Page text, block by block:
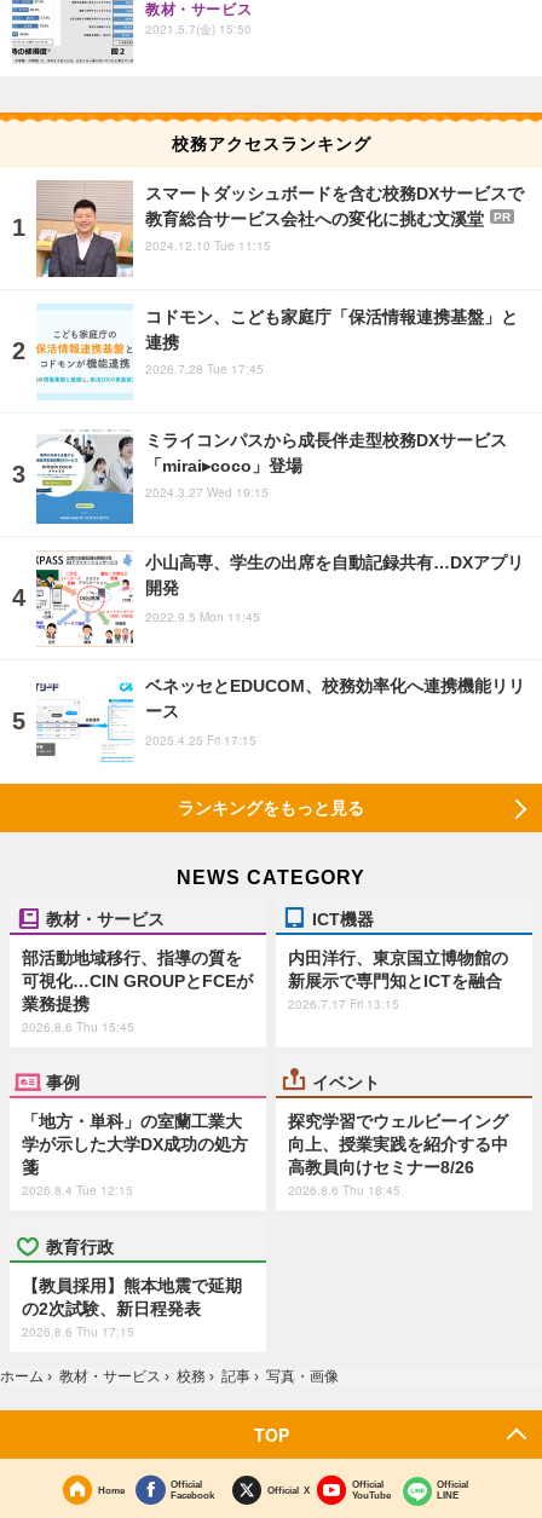
教材・サービス
2021.5.7(金) 15:50
校務アクセスランキング
スマートダッシュボードを含む校務DXサービスで
教育総合サービス会社への変化に挑む文溪堂
PR
2024.12.10 Tue 11:15
コドモン、こども家庭庁「保活情報連携基盤」と
連携
2026.7.28 Tue 17:45
ミライコンパスから成長伴走型校務DXサービス
「mirai▸coco」登場
2024.3.27 Wed 19:15
小山高専、学生の出席を自動記録共有…DXアプリ
開発
2022.9.5 Mon 11:45
ベネッセとEDUCOM、校務効率化へ連携機能リリ
ース
2025.4.25 Fri 17:15
ランキングをもっと見る
NEWS CATEGORY
教材・サービス
部活動地域移行、指導の質を
可視化…CIN GROUPとFCEが
業務提携
2026.8.6 Thu 15:45
ICT機器
内田洋行、東京国立博物館の
新展示で専門知とICTを融合
2026.7.17 Fri 13:15
事例
「地方・単科」の室蘭工業大
学が示した大学DX成功の処方
箋
2026.8.4 Tue 12:15
イベント
探究学習でウェルビーイング
向上、授業実践を紹介する中
高教員向けセミナー8/26
2026.8.6 Thu 18:45
教育行政
【教員採用】熊本地震で延期
の2次試験、新日程発表
2026.8.6 Thu 17:15
ホーム › 教材・サービス › 校務 › 記事 › 写真・画像
TOP
Home
Official
Facebook
Official X
Official
YouTube
Official
LINE